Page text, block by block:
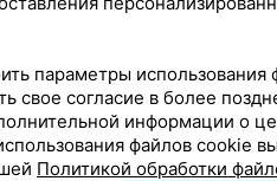
ДО 21:00 МАРШРУТ
параметры использования
свое согласие в более
информации о
файлов cookie
Политикой обработки